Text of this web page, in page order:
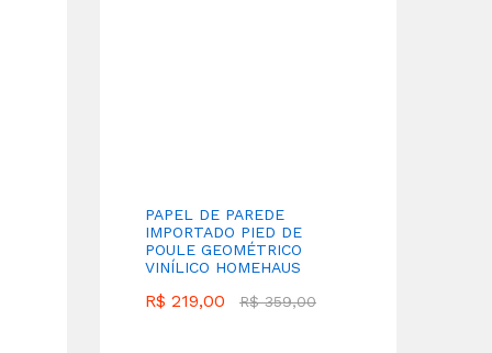
PAPEL DE PAREDE
IMPORTADO PIED DE
POULE GEOMÉTRICO
VINÍLICO HOMEHAUS
R$ 219,00 R$359,00